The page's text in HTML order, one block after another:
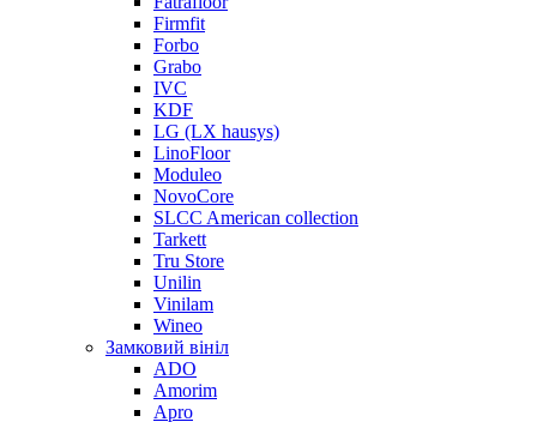
Firmfit
Forbo
Grabo
IVC
KDF
LG (LX hausys)
LinoFloor
Moduleo
NovoCore
SLCC American collection
Tarkett
Tru Store
Unilin
Vinilam
Wineo
Замковий вініл
ADO
Amorim
Apro